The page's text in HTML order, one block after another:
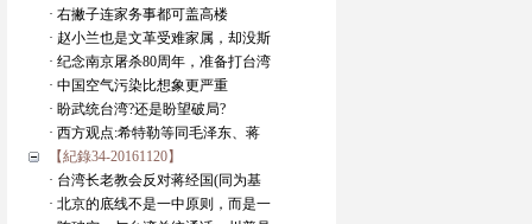
· 右撇子连家务事都可盖高楼
· 赵小兰也是文革受难家属，却没斯
· 纪念南京屠杀80周年，准备打台湾
· 中国空气污染比想象更严重
· 盼武统台湾?还是盼望破局?
· 西方观点:希特勒等同毛泽东、蒋
【紀錄34-20161120】
· 台湾长老教会反对蒋经国(同为基
· 北京的底线不是一中原则，而是一